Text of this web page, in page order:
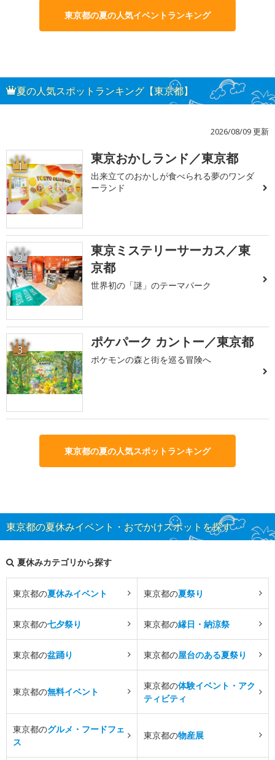
東京都の夏の人気イベントランキング
夏の人気スポットランキング【東京都】
2026/08/09 更新
1 東京おかしランド／東京都
出来立てのおかしが食べられる夢のワンダ
ーランド
2
東京ミステリーサーカス／東
京都
世界初の「謎」のテーマパーク
3 ポケパーク カントー／東京都
ポケモンの森と街を巡る冒険へ
東京都の夏の人気スポットランキング
東京都の夏休みイベント・おでかけスポットを探す
夏休みカテゴリから探す
東京都の夏休みイベント 東京都の夏祭り
東京都の七夕祭り 東京都の縁日・納涼祭
東京都の盆踊り 東京都の屋台のある夏祭り
東京都の無料イベント
東京都の体験イベント・アク
ティビティ
東京都のグルメ・フードフェ
ス
東京都の物産展